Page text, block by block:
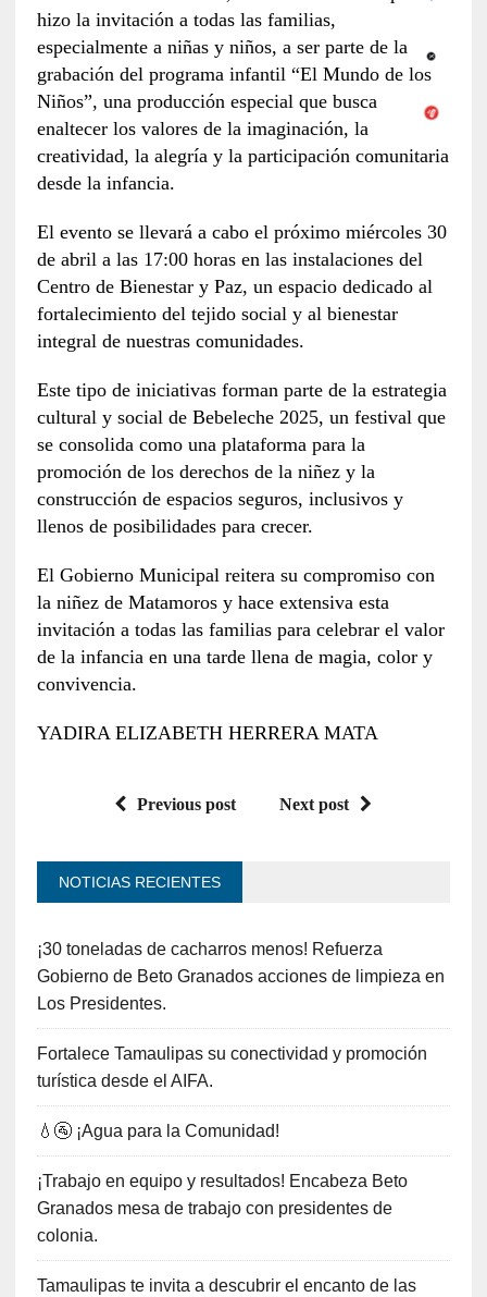
hizo la invitación a todas las familias,
especialmente a niñas y niños, a ser parte de la
grabación del programa infantil “El Mundo de los
Niños”, una producción especial que busca
enaltecer los valores de la imaginación, la
creatividad, la alegría y la participación comunitaria
desde la infancia.
El evento se llevará a cabo el próximo miércoles 30
de abril a las 17:00 horas en las instalaciones del
Centro de Bienestar y Paz, un espacio dedicado al
fortalecimiento del tejido social y al bienestar
integral de nuestras comunidades.
Este tipo de iniciativas forman parte de la estrategia
cultural y social de Bebeleche 2025, un festival que
se consolida como una plataforma para la
promoción de los derechos de la niñez y la
construcción de espacios seguros, inclusivos y
llenos de posibilidades para crecer.
El Gobierno Municipal reitera su compromiso con
la niñez de Matamoros y hace extensiva esta
invitación a todas las familias para celebrar el valor
de la infancia en una tarde llena de magia, color y
convivencia.
YADIRA ELIZABETH HERRERA MATA
Previous post Next post
NOTICIAS RECIENTES
¡30 toneladas de cacharros menos! Refuerza
Gobierno de Beto Granados acciones de limpieza en
Los Presidentes.
Fortalece Tamaulipas su conectividad y promoción
turística desde el AIFA.
💧🚰 ¡Agua para la Comunidad!
¡Trabajo en equipo y resultados! Encabeza Beto
Granados mesa de trabajo con presidentes de
colonia.
Tamaulipas te invita a descubrir el encanto de las